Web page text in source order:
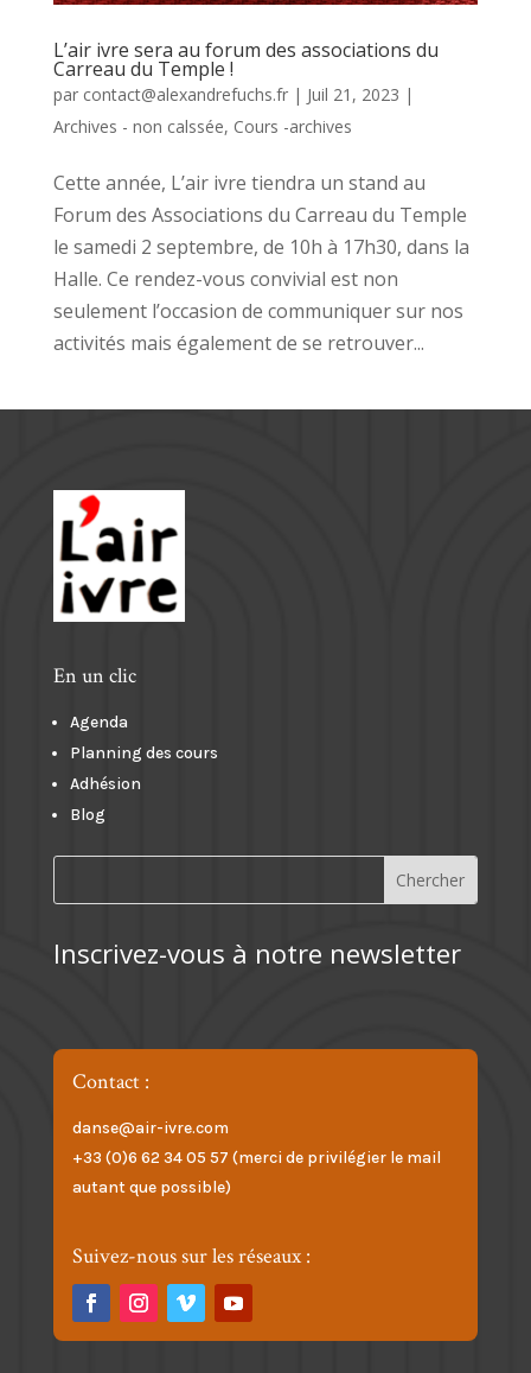
L’air ivre sera au forum des associations du
Carreau du Temple !
par contact@alexandrefuchs.fr| Juil 21, 2023 |
Archives - non calssée, Cours -archives
Cette année, L’air ivre tiendra un stand au
Forum des Associations du Carreau du Temple
le samedi 2 septembre, de 10h à 17h30, dans la
Halle. Ce rendez-vous convivial est non
seulement l’occasion de communiquer sur nos
activités mais également de se retrouver...
En un clic
Agenda
Planning des cours
Adhésion
Blog
Inscrivez-vous à notre newsletter
Contact :
danse@air-ivre.com
+33 (0)6 62 34 05 57 (merci de privilégier le mail
autant que possible)
Suivez-nous sur les réseaux :